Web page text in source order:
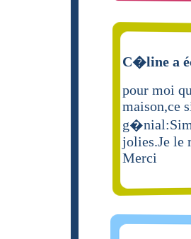
C�line a
pour moi
maison,ce
jolies.Je le
Merci